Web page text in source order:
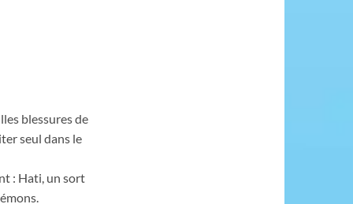
blessures de
seul dans le
: Hati, un sort